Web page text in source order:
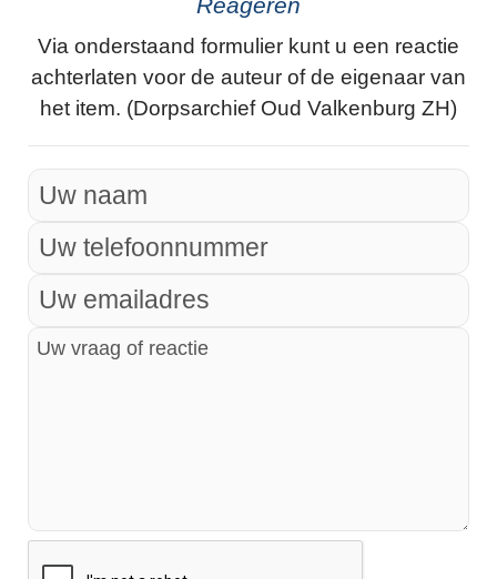
Via onderstaand formulier kunt u een reactie
achterlaten voor de auteur of de eigenaar van
het item. (Dorpsarchief Oud Valkenburg ZH)